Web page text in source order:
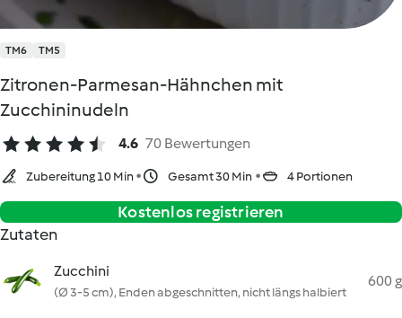
TM6 TM5
Zitronen-Parmesan-Hähnchen mit
Zucchininudeln
4.6 70 Bewertungen
Zubereitung 10 Min Gesamt 30 Min 4 Portionen
Kostenlos registrieren
Zutaten
Zucchini
(Ø 3-5 cm), Enden abgeschnitten, nicht längs halbiert
600 g